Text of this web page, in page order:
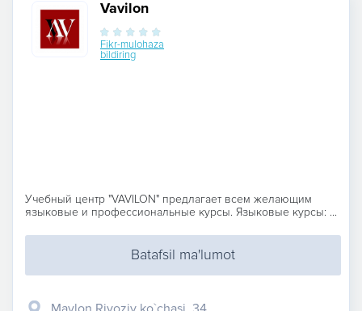
Vavilon
Fikr-mulohaza
bildiring
Учебный центр "VAVILON" предлагает всем желающим
языковые и профессиональные курсы. Языковые курсы: ...
Batafsil ma'lumot